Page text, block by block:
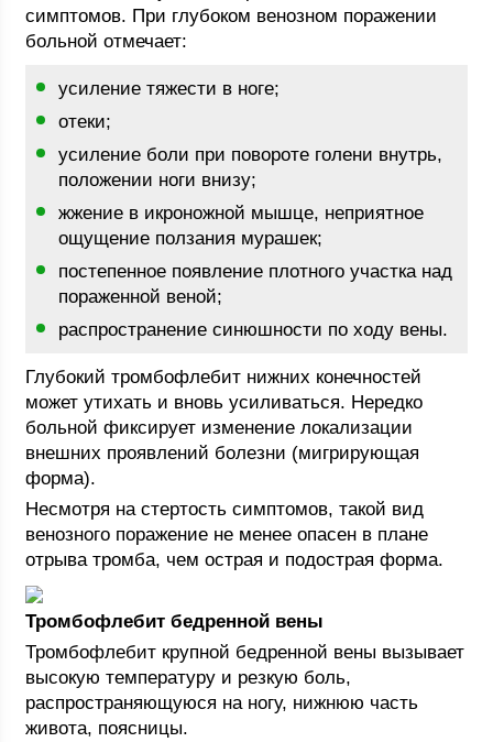
симптомов. При глубоком венозном поражении
больной отмечает:
усиление тяжести в ноге;
отеки;
усиление боли при повороте голени внутрь,
положении ноги внизу;
жжение в икроножной мышце, неприятное
ощущение ползания мурашек;
постепенное появление плотного участка над
пораженной веной;
распространение синюшности по ходу вены.
Глубокий тромбофлебит нижних конечностей
может утихать и вновь усиливаться. Нередко
больной фиксирует изменение локализации
внешних проявлений болезни (мигрирующая
форма).
Несмотря на стертость симптомов, такой вид
венозного поражение не менее опасен в плане
отрыва тромба, чем острая и подострая форма.
Тромбофлебит бедренной вены
Тромбофлебит крупной бедренной вены вызывает
высокую температуру и резкую боль,
распространяющуюся на ногу, нижнюю часть
живота, поясницы.